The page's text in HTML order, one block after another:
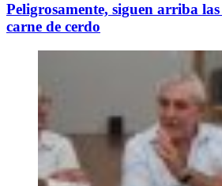
Peligrosamente, siguen arriba
carne de cerdo